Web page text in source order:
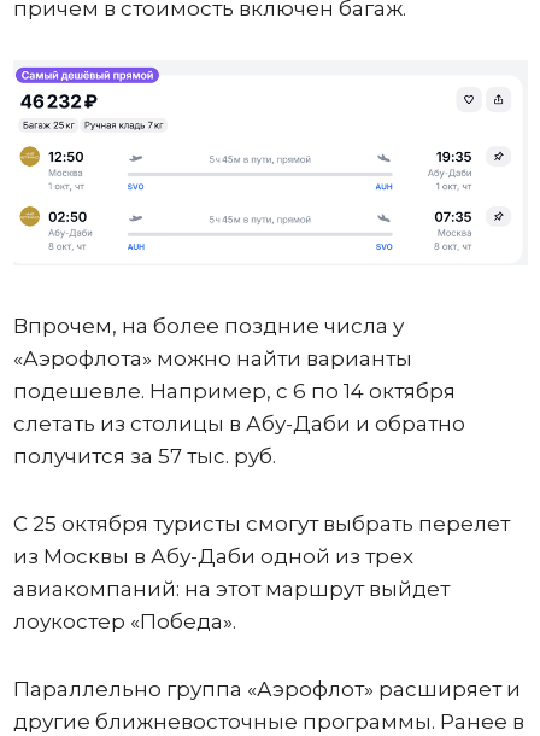
причем в стоимость включен багаж.
Впрочем, на более поздние числа у
«Аэрофлота» можно найти варианты
подешевле. Например, с 6 по 14 октября
слетать из столицы в Абу-Даби и обратно
получится за 57 тыс. руб.
С 25 октября туристы смогут выбрать перелет
из Москвы в Абу-Даби одной из трех
авиакомпаний: на этот маршрут выйдет
лоукостер «Победа».
Параллельно группа «Аэрофлот» расширяет и
другие ближневосточные программы. Ранее в